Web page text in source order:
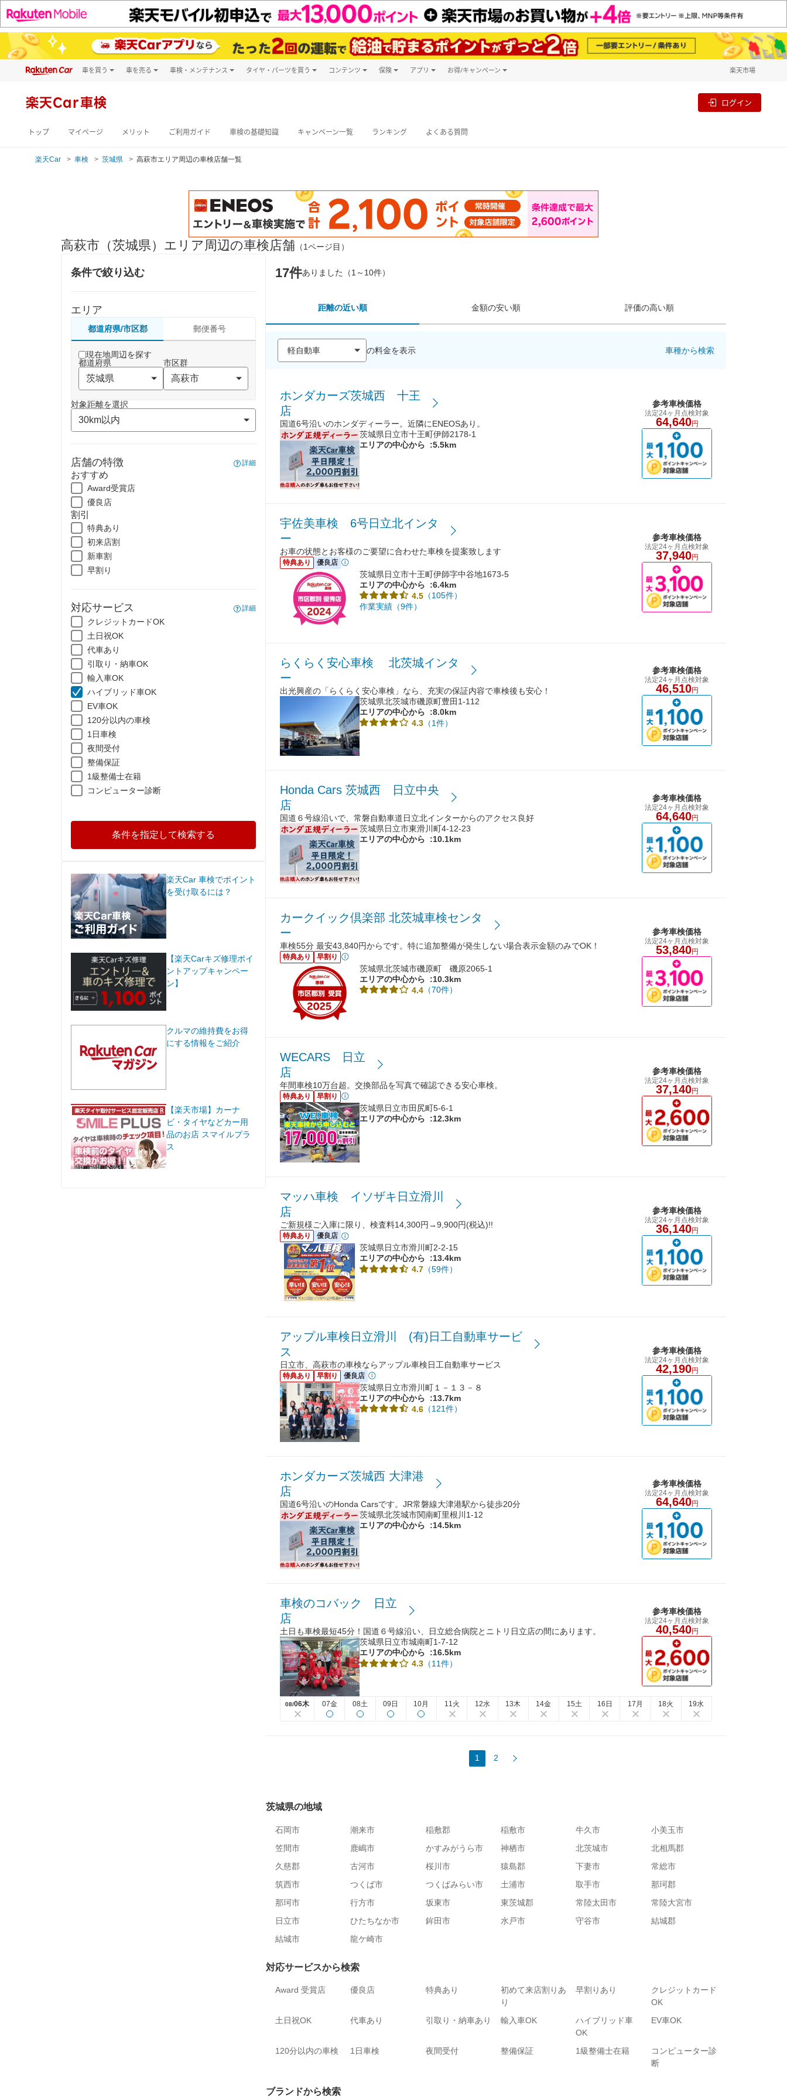
車を買う
新車
車を売る 車検・メンテナンス タイヤ・パーツを買う コンテンツ 保険 アプリ お得/キャンペーン 楽天市場
楽天Car車検 ログイン
トップ マイページ メリット ご利用ガイド 車検の基礎知識 キャンペーン一覧 ランキング よくある質問
楽天Car 車検 茨城県 高萩市エリア周辺の車検店舗一覧
高萩市（茨城県）エリア周辺の車検店舗 （1ページ目）
条件で絞り込む
エリア
都道府県/市区郡 郵便番号
現在地周辺を探す
都道府県
市区群
対象距離を選択
店舗の特徴 詳細
おすすめ
Award受賞店
優良店
割引
特典あり
初来店割
新車割
早割り
対応サービス 詳細
クレジットカードOK
土日祝OK
代車あり
引取り・納車OK
輸入車OK
ハイブリッド車OK
EV車OK
120分以内の車検
1日車検
夜間受付
整備保証
1級整備士在籍
コンピューター診断
条件を指定して検索する
楽天Car 車検でポイント
を受け取るには？
【楽天Carキズ修理ポイ
ントアップキャンペー
ン】
クルマの維持費をお得
にする情報をご紹介
【楽天市場】カーナ
ビ・タイヤなどカー用
品のお店 スマイルプラ
ス
17件ありました（1～10件）
距離の近い順 金額の安い順 評価の高い順
の料金を表示 車種から検索
ホンダカーズ茨城西 十王
店
国道6号沿いのホンダディーラー。近隣にENEOSあり。
茨城県日立市十王町伊師2178-1
エリアの中心から
:5.5km
参考車検価格
法定24ヶ月点検対象
64,640円
宇佐美車検 6号日立北インタ
ー
お車の状態とお客様のご要望に合わせた車検を提案致します
特典あり 優良店
茨城県日立市十王町伊師字中谷地1673-5
エリアの中心から
:6.4km
4.5 （105件）
作業実績（9件）
参考車検価格
法定24ヶ月点検対象
37,940円
らくらく安心車検 北茨城インタ
ー
出光興産の「らくらく安心車検」なら、充実の保証内容で車検後も安心！
茨城県北茨城市磯原町豊田1-112
エリアの中心から
:8.0km
4.3 （1件）
参考車検価格
法定24ヶ月点検対象
46,510円
Honda Cars 茨城西 日立中央
店
国道６号線沿いで、常磐自動車道日立北インターからのアクセス良好
茨城県日立市東滑川町4-12-23
エリアの中心から
:10.1km
参考車検価格
法定24ヶ月点検対象
64,640円
カークイック倶楽部 北茨城車検センタ
ー
車検55分 最安43,840円からです。特に追加整備が発生しない場合表示金額のみでOK！
特典あり 早割り
茨城県北茨城市磯原町 磯原2065-1
エリアの中心から
:10.3km
4.4 （70件）
参考車検価格
法定24ヶ月点検対象
53,840円
WECARS 日立
店
年間車検10万台超。交換部品を写真で確認できる安心車検。
特典あり 早割り
茨城県日立市田尻町5-6-1
エリアの中心から
:12.3km
参考車検価格
法定24ヶ月点検対象
37,140円
マッハ車検 イソザキ日立滑川
店
ご新規様ご入庫に限り、検査料14,300円→9,900円(税込)!!
特典あり 優良店
茨城県日立市滑川町2-2-15
エリアの中心から
:13.4km
4.7 （59件）
参考車検価格
法定24ヶ月点検対象
36,140円
アップル車検日立滑川 (有)日工自動車サービ
ス
日立市、高萩市の車検ならアップル車検日工自動車サービス
特典あり 早割り 優良店
茨城県日立市滑川町１－１３－８
エリアの中心から
:13.7km
4.6 （121件）
参考車検価格
法定24ヶ月点検対象
42,190円
ホンダカーズ茨城西 大津港
店
国道6号沿いのHonda Carsです。JR常磐線大津港駅から徒歩20分
茨城県北茨城市関南町里根川1-12
エリアの中心から
:14.5km
参考車検価格
法定24ヶ月点検対象
64,640円
車検のコバック 日立
店
土日も車検最短45分！国道６号線沿い、日立総合病院とニトリ日立店の間にあります。
茨城県日立市城南町1-7-12
エリアの中心から
:16.5km
4.3 （11件）
参考車検価格
法定24ヶ月点検対象
40,540円
08/06木 07金 08土 09日 10月 11火 12水 13木 14金 15土 16日 17月 18火 19水
1 2
茨城県の地域
石岡市 潮来市 稲敷郡 稲敷市 牛久市
小美玉市
笠間市
鹿嶋市 かすみがうら市 神栖市 北茨城市
北相馬郡
久慈郡
古河市 桜川市 猿島郡 下妻市
常総市
筑西市
つくば市 つくばみらい市 土浦市 取手市
那珂郡
那珂市
行方市 坂東市 東茨城郡 常陸太田市
常陸大宮市
日立市
ひたちなか市 鉾田市 水戸市 守谷市
結城郡
結城市
龍ケ崎市
対応サービスから検索
Award 受賞店 優良店 特典あり
初めて来店割りあ
り
早割りあり
クレジットカード
OK
土日祝OK
代車あり 引取り・納車あり 輸入車OK
ハイブリッド車
OK
EV車OK
120分以内の車検 1日車検 夜間受付 整備保証 1級整備士在籍
コンピューター診
断
ブランドから検索